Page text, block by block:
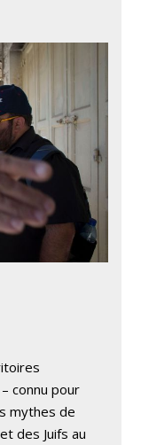
connu pour
mythes de
des Juifs au